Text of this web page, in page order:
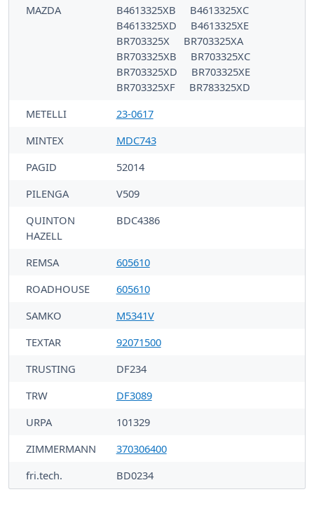
MAZDA
B4613325XB
B4613325XC
B4613325XD
B4613325XE
BR703325X
BR703325XA
BR703325XB
BR703325XC
BR703325XD
BR703325XE
BR703325XF
BR783325XD
METELLI
23-0617
MINTEX
MDC743
PAGID
52014
PILENGA
V509
QUINTON
HAZELL
BDC4386
REMSA
605610
ROADHOUSE
605610
SAMKO
M5341V
TEXTAR
92071500
TRUSTING
DF234
TRW
DF3089
URPA
101329
ZIMMERMANN
370306400
fri.tech.
BD0234